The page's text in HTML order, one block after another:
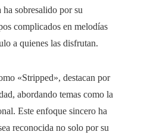
sobresalido por su
complicados en melodías
a quienes las disfrutan.
«Stripped», destacan por
abordando temas como la
Este enfoque sincero ha
reconocida no solo por su